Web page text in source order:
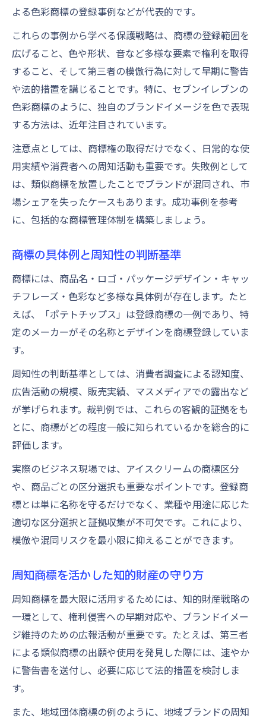
よる色彩商標の登録事例などが代表的です。
これらの事例から学べる保護戦略は、商標の登録範囲を
広げること、色や形状、音など多様な要素で権利を取得
すること、そして第三者の模倣行為に対して早期に警告
や法的措置を講じることです。特に、セブンイレブンの
色彩商標のように、独自のブランドイメージを色で表現
する方法は、近年注目されています。
注意点としては、商標権の取得だけでなく、日常的な使
用実績や消費者への周知活動も重要です。失敗例として
は、類似商標を放置したことでブランドが混同され、市
場シェアを失ったケースもあります。成功事例を参考
に、包括的な商標管理体制を構築しましょう。
商標の具体例と周知性の判断基準
商標には、商品名・ロゴ・パッケージデザイン・キャッ
チフレーズ・色彩など多様な具体例が存在します。たと
えば、「ポテトチップス」は登録商標の一例であり、特
定のメーカーがその名称とデザインを商標登録していま
す。
周知性の判断基準としては、消費者調査による認知度、
広告活動の規模、販売実績、マスメディアでの露出など
が挙げられます。裁判例では、これらの客観的証拠をも
とに、商標がどの程度一般に知られているかを総合的に
評価します。
実際のビジネス現場では、アイスクリームの商標区分
や、商品ごとの区分選択も重要なポイントです。登録商
標とは単に名称を守るだけでなく、業種や用途に応じた
適切な区分選択と証拠収集が不可欠です。これにより、
模倣や混同リスクを最小限に抑えることができます。
周知商標を活かした知的財産の守り方
周知商標を最大限に活用するためには、知的財産戦略の
一環として、権利侵害への早期対応や、ブランドイメー
ジ維持のための広報活動が重要です。たとえば、第三者
による類似商標の出願や使用を発見した際には、速やか
に警告書を送付し、必要に応じて法的措置を検討しま
す。
また、地域団体商標の例のように、地域ブランドの周知